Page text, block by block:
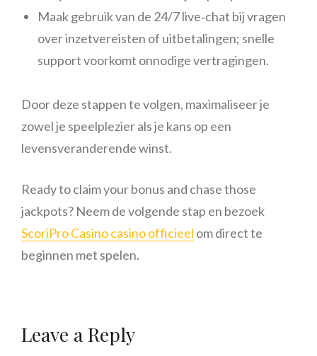
Maak gebruik van de 24/7 live‑chat bij vragen
over inzetvereisten of uitbetalingen; snelle
support voorkomt onnodige vertragingen.
Door deze stappen te volgen, maximaliseer je
zowel je speelplezier als je kans op een
levensveranderende winst.
Ready to claim your bonus and chase those
jackpots? Neem de volgende stap en bezoek
ScoriPro Casino casino officieel om direct te
beginnen met spelen.
Leave a Reply